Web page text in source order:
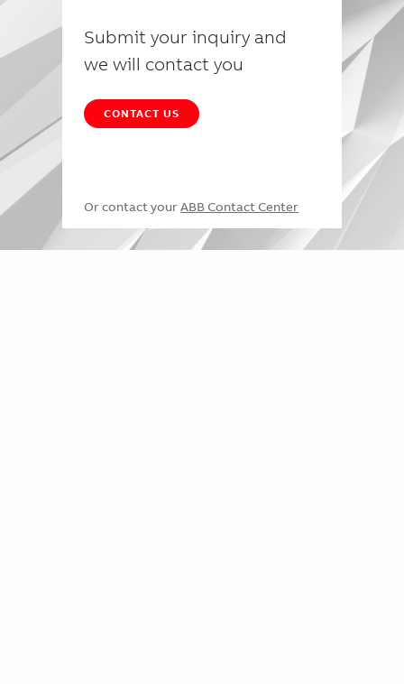
Submit your inquiry and
we will contact you
CONTACT US
Or contact your ABB Contact Center